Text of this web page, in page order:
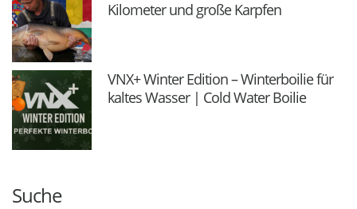
Kilometer und große Karpfen
VNX+ Winter Edition – Winterboilie für
kaltes Wasser | Cold Water Boilie
Suche